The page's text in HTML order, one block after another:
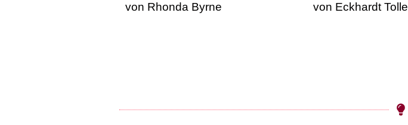
von Rhonda Byrne von Eckhardt Tolle